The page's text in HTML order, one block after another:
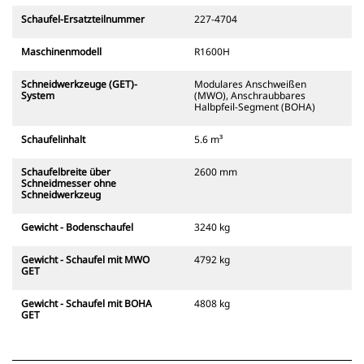
Schaufel-Ersatzteilnummer 227-4704
Maschinenmodell R1600H
Schneidwerkzeuge (GET)-
System
Modulares Anschweißen
(MWO), Anschraubbares
Halbpfeil-Segment (BOHA)
Schaufelinhalt 5.6 m³
Schaufelbreite über
Schneidmesser ohne
Schneidwerkzeug
2600 mm
Gewicht - Bodenschaufel 3240 kg
Gewicht - Schaufel mit MWO
GET
4792 kg
Gewicht - Schaufel mit BOHA
GET
4808 kg